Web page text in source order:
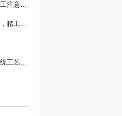
西安排送风管道施工注意事项
专业通风管道厂家，精工制作适配多场景通风设备
西安白铁制作：传统工艺融入现代生活的魅力